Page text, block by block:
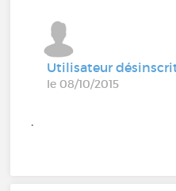
Utilisateur
le 08/10/2015
.